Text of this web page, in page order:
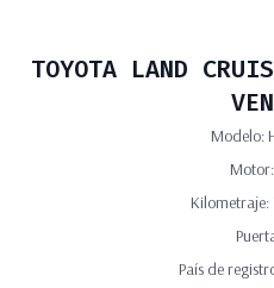
TOYOTA LAND
Modelo:
País de